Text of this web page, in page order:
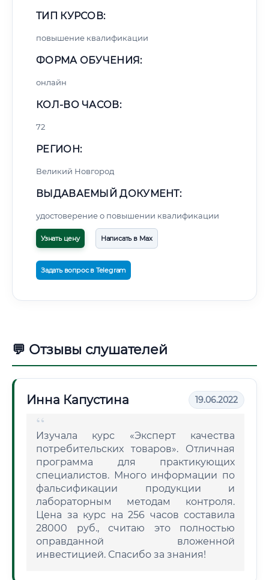
ТИП КУРСОВ:
повышение квалификации
ФОРМА ОБУЧЕНИЯ:
онлайн
КОЛ-ВО ЧАСОВ:
72
РЕГИОН:
Великий Новгород
ВЫДАВАЕМЫЙ ДОКУМЕНТ:
удостоверение о повышении квалификации
Узнать цену Написать в Max
Задать вопрос в Telegram
💬 Отзывы слушателей
Инна Капустина 19.06.2022
Изучала курс «Эксперт качества
потребительских товаров». Отличная
программа для практикующих
специалистов. Много информации по
фальсификации продукции и
лабораторным методам контроля.
Цена за курс на 256 часов составила
28000 руб., считаю это полностью
оправданной вложенной
инвестицией. Спасибо за знания!